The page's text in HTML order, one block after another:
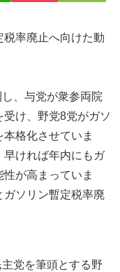
税率廃止へ向けた動
、与党が衆参両院
け、野党8党がガソ
格化させていま
早ければ年内にもガ
が高まっていま
ガソリン暫定税率廃
党を筆頭とする野